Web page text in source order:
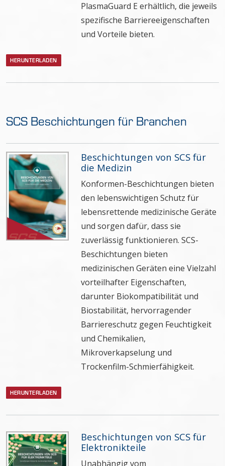
PlasmaGuard E erhältlich, die jeweils
spezifische Barriereeigenschaften
und Vorteile bieten.
HERUNTERLADEN
SCS Beschichtungen für Branchen
Beschichtungen von SCS für
die Medizin
Konformen-Beschichtungen bieten
den lebenswichtigen Schutz für
lebensrettende medizinische Geräte
und sorgen dafür, dass sie
zuverlässig funktionieren. SCS-
Beschichtungen bieten
medizinischen Geräten eine Vielzahl
vorteilhafter Eigenschaften,
darunter Biokompatibilität und
Biostabilität, hervorragender
Barriereschutz gegen Feuchtigkeit
und Chemikalien,
Mikroverkapselung und
Trockenfilm-Schmierfähigkeit.
HERUNTERLADEN
Beschichtungen von SCS für
Elektronikteile
Unabhängig vom